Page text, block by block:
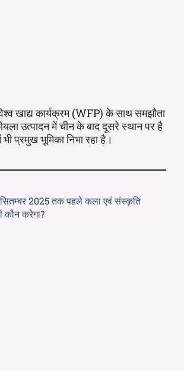
खाद्य कार्यक्रम (WFP) के साथ समझौता
उत्पादन में चीन के बाद दूसरे स्थान पर है
प्रमुख भूमिका निभा रहा है।
2025 तक पहले कला एवं संस्कृति
कौन करेगा?